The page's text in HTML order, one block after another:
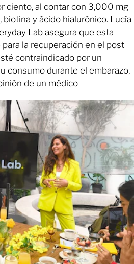
ciento, al contar con 3,000 mg
y ácido hialurónico. Lucía
Lab asegura que esta
la recuperación en el post
contraindicado por un
consumo durante el embarazo,
de un médico